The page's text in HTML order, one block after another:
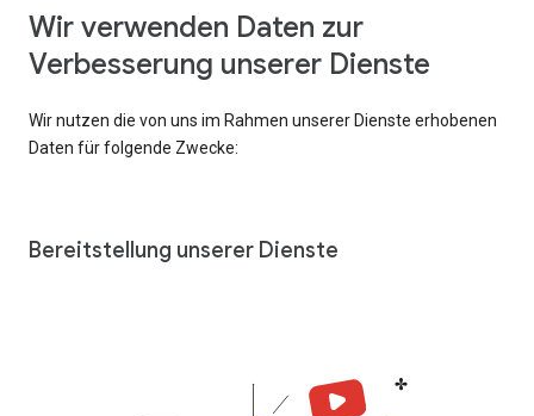
Wir verwenden Daten zur
Verbesserung unserer Dienste
Wir nutzen die von uns im Rahmen unserer Dienste erhobenen
Daten für folgende Zwecke:
Bereitstellung unserer Dienste